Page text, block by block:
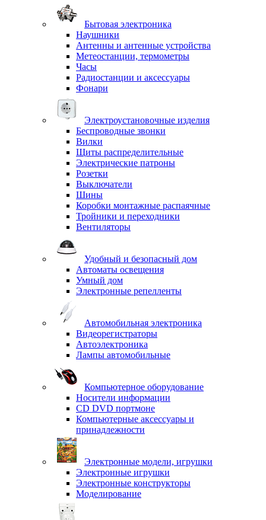
Бытовая электроника
Наушники
Антенны и антенные устройства
Метеостанции, термометры
Часы
Радиостанции и аксессуары
Фонари
Электроустановочные изделия
Беспроводные звонки
Вилки
Щиты распределительные
Электрические патроны
Розетки
Выключатели
Шины
Коробки монтажные распаячные
Тройники и переходники
Вентиляторы
Удобный и безопасный дом
Автоматы освещения
Умный дом
Электронные репелленты
Автомобильная электроника
Видеорегистраторы
Автоэлектроника
Лампы автомобильные
Компьютерное оборудование
Носители информации
CD DVD портмоне
Компьютерные аксессуары и
принадлежности
Электронные модели, игрушки
Электронные игрушки
Электронные конструкторы
Моделирование